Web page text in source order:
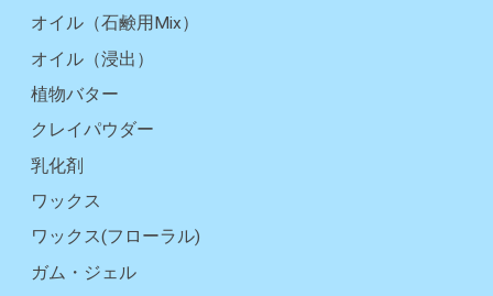
オイル（石鹸用Mix）
オイル（浸出）
植物バター
クレイパウダー
乳化剤
ワックス
ワックス(フローラル)
ガム・ジェル